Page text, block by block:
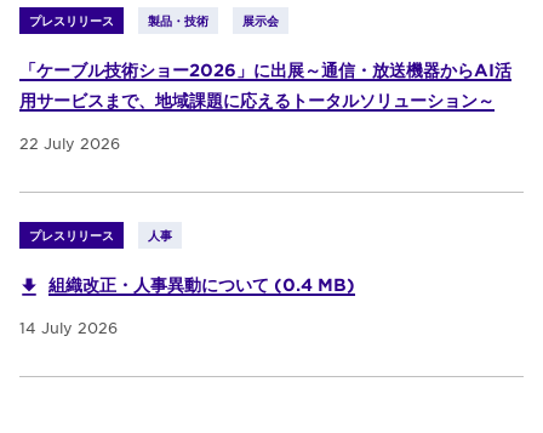
プレスリリース 製品・技術 展示会
「ケーブル技術ショー2026」に出展～通信・放送機器からAI活
用サービスまで、地域課題に応えるトータルソリューション～
22 July 2026
プレスリリース 人事
組織改正・人事異動について (0.4 MB)
14 July 2026